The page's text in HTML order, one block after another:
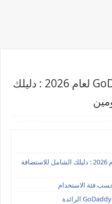
دليل أفضل بدائل GoDaddy لعام 2026 : دليلك
دليل أفضل بدائل GoDaddy لعام 2026 : دليلك الشامل للاستضافة